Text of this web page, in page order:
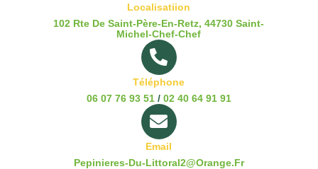
Localisatiion
102 Rte De Saint-Père-En-Retz, 44730 Saint-
Michel-Chef-Chef
Téléphone
06 07 76 93 51/ 02 40 64 91 91
Email
Pepinieres-Du-Littoral2@orange.fr